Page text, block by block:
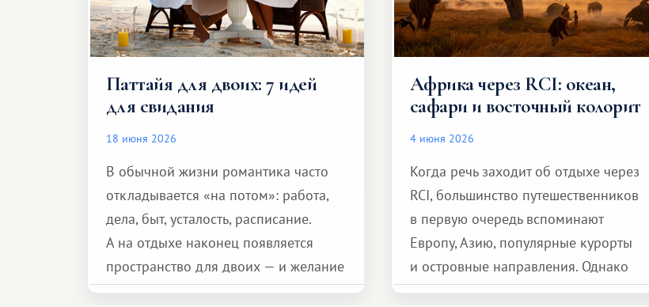
Паттайя для двоих: 7 идей
для свидания
18 июня 2026
В обычной жизни романтика часто
откладывается «на потом»: работа,
дела, быт, усталость, расписание.
А на отдыхе наконец появляется
пространство для двоих — и желание
сделать для близкого человека что-то
Африка через RCI: океан,
сафари и восточный колорит
4 июня 2026
Когда речь заходит об отдыхе через
RCI, большинство путешественников
в первую очередь вспоминают
Европу, Азию, популярные курорты
и островные направления. Однако
возможности обменной системы